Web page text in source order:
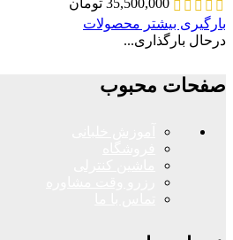
35,500,000 تومان
بارگیری بیشتر محصولات
درحال بارگذاری...
صفحات محبوب